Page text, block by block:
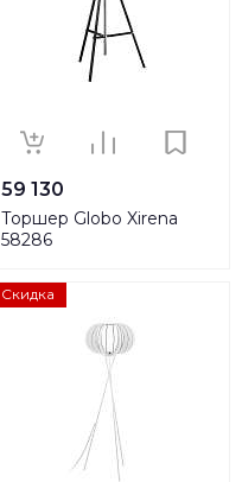
59 130
Торшер Globo Xirena
58286
Скидка